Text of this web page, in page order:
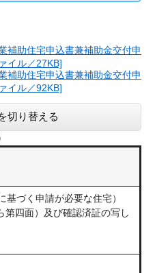
補助住宅申込書兼補助金交付申
イル／27KB]
補助住宅申込書兼補助金交付申
イル／92KB]
切り替える
基づく申請が必要な住宅）
四面）及び確認済証の写し